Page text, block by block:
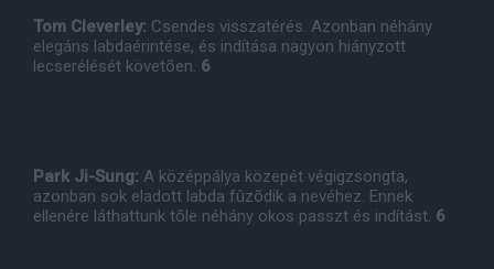
Tom Cleverley: Csendes visszatérés. Azonban néhány
elegáns labdaérintése, és indítása nagyon hiányzott
lecserélését követõen. 6
Park Ji-Sung: A középpálya közepét végigzsongta,
azonban sok eladott labda fûzõdik a nevéhez. Ennek
ellenére láthattunk tõle néhány okos passzt és indítást. 6